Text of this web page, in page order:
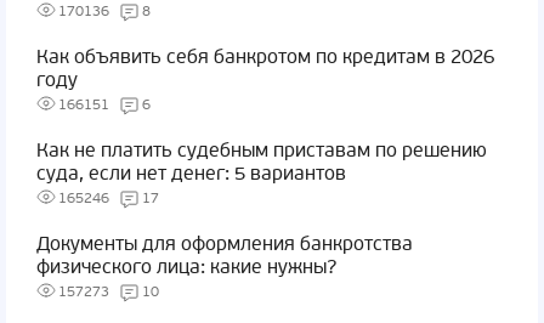
170136 8
Как объявить себя банкротом по кредитам в 2026
году
166151 6
Как не платить судебным приставам по решению
суда, если нет денег: 5 вариантов
165246 17
Документы для оформления банкротства
физического лица: какие нужны?
157273 10